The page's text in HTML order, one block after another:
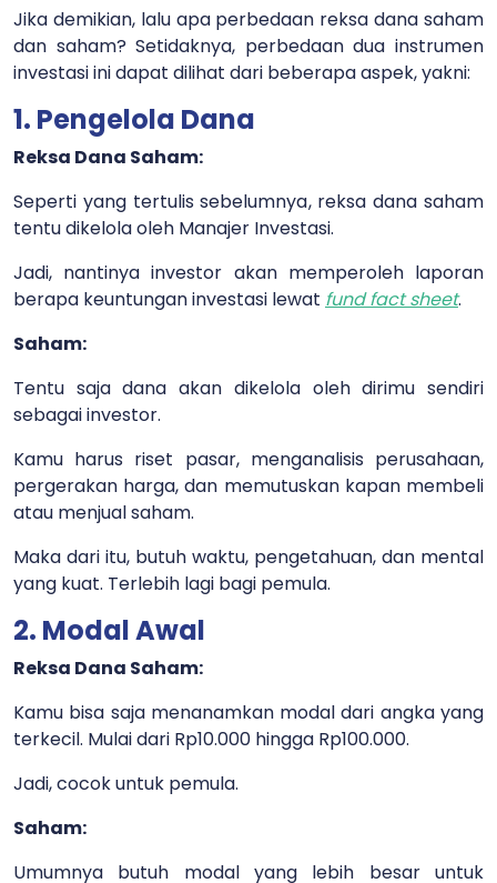
Jika demikian, lalu apa perbedaan reksa dana saham
dan saham? Setidaknya, perbedaan dua instrumen
investasi ini dapat dilihat dari beberapa aspek, yakni:
1. Pengelola Dana
Reksa Dana Saham:
Seperti yang tertulis sebelumnya, reksa dana saham
tentu dikelola oleh Manajer Investasi.
Jadi, nantinya investor akan memperoleh laporan
berapa keuntungan investasi lewat fund fact sheet.
Saham:
Tentu saja dana akan dikelola oleh dirimu sendiri
sebagai investor.
Kamu harus riset pasar, menganalisis perusahaan,
pergerakan harga, dan memutuskan kapan membeli
atau menjual saham.
Maka dari itu, butuh waktu, pengetahuan, dan mental
yang kuat. Terlebih lagi bagi pemula.
2. Modal Awal
Reksa Dana Saham:
Kamu bisa saja menanamkan modal dari angka yang
terkecil. Mulai dari Rp10.000 hingga Rp100.000.
Jadi, cocok untuk pemula.
Saham:
Umumnya butuh modal yang lebih besar untuk